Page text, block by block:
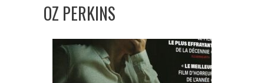
OZ PERKINS